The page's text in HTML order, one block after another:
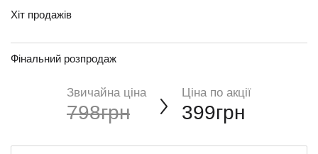
Хіт продажів
Фінальний розпродаж
Звичайна ціна
798грн
Ціна по акції
399грн